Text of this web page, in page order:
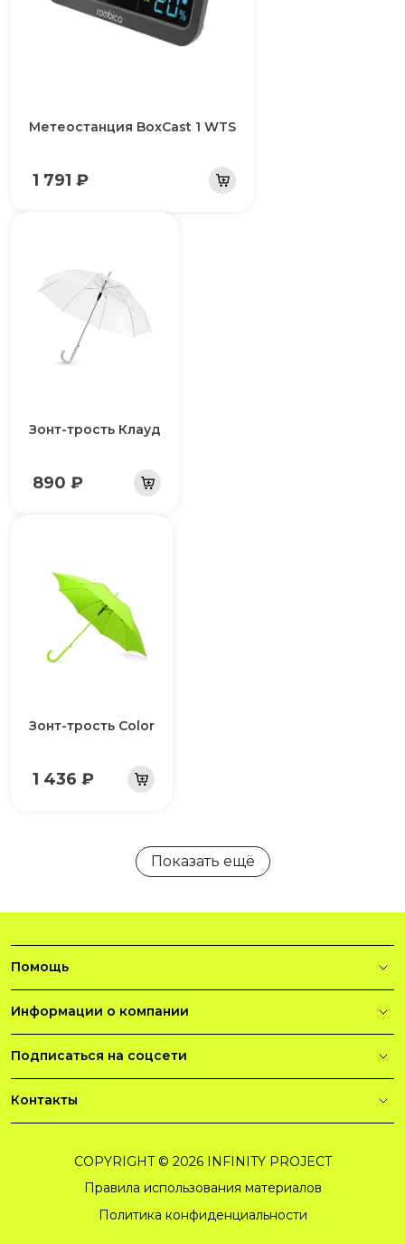
Метеостанция BoxCast 1 WTS
1 791 ₽
Зонт-трость Клауд
890 ₽
Зонт-трость Color
1 436 ₽
Показать ещё
Помощь
Информации о компании
Подписаться на соцсети
Контакты
COPYRIGHT © 2026 INFINITY PROJECT
Правила использования материалов
Политика конфиденциальности